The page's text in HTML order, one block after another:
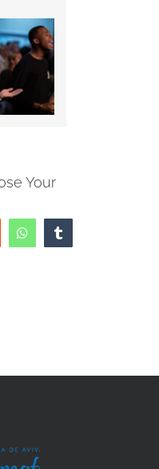
Your
Whatsapp